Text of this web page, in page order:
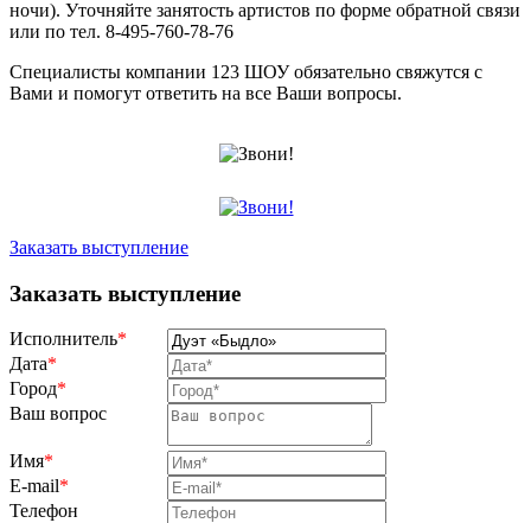
ночи). Уточняйте занятость артистов по форме обратной связи
или по тел. 8-495-760-78-76
Специалисты компании 123 ШОУ обязательно свяжутся с
Вами и помогут ответить на все Ваши вопросы.
Заказать выступление
Заказать выступление
Исполнитель*
Дата*
Город*
Ваш вопрос
Имя*
E-mail*
Телефон